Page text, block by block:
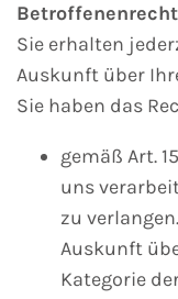
Sie erhalten
Auskunft über
Sie haben das
gemäß Art.
uns
zu
Auskunft
Kategorie